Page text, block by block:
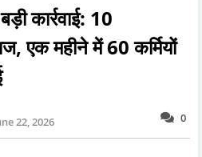
कार्रवाई: 10
एक महीने में 60 कर्मियों
0
22, 2026